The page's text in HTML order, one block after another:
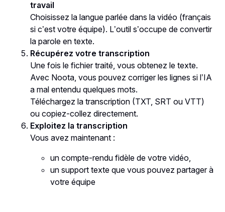
travail
Choisissez la langue parlée dans la vidéo (français
si c’est votre équipe). L’outil s’occupe de convertir
la parole en texte.
Récupérez votre transcription
Une fois le fichier traité, vous obtenez le texte.
Avec Noota, vous pouvez corriger les lignes si l’IA
a mal entendu quelques mots.
Téléchargez la transcription (TXT, SRT ou VTT)
ou copiez-collez directement.
Exploitez la transcription
Vous avez maintenant :
un compte-rendu fidèle de votre vidéo,
un support texte que vous pouvez partager à
votre équipe